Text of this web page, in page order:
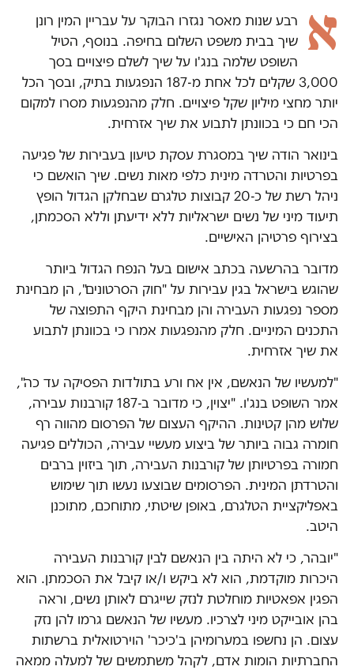
א
רבע שנות מאסר נגזרו הבוקר על עבריין המין רונן
שיך בבית משפט השלום בחיפה. בנוסף, הטיל
השופט שלמה בנג'ו על שיך לשלם פיצויים בסך
3,000 שקלים לכל אחת מ-187 הנפגעות בתיק, ובסך הכל
יותר מחצי מיליון שקל פיצויים. חלק מהנפגעות מסרו למקום
הכי חם כי בכוונתן לתבוע את שיך אזרחית.
בינואר הודה שיך במסגרת עסקת טיעון בעבירות של פגיעה
בפרטיות והטרדה מינית כלפי מאות נשים. שיך הואשם כי
ניהל רשת של כ-20 קבוצות טלגרם שבחלקן הגדול הופץ
תיעוד מיני של נשים ישראליות ללא ידיעתן וללא הסכמתן,
בצירוף פרטיהן האישיים.
מדובר בהרשעה בכתב אישום בעל הנפח הגדול ביותר
שהוגש בישראל בגין עבירות על "חוק הסרטונים", הן מבחינת
מספר נפגעות העבירה והן מבחינת היקף התפוצה של
התכנים המיניים. חלק מהנפגעות אמרו כי בכוונתן לתבוע
את שיך אזרחית.
"למעשיו של הנאשם, אין אח ורע בתולדות הפסיקה עד כה",
אמר השופט בנג'ו. "יצוין, כי מדובר ב-187 קורבנות עבירה,
שלוש מהן קטינות. ההיקף העצום של הפרסום מהווה רף
חומרה גבוה ביותר של ביצוע מעשיי עבירה, הכוללים פגיעה
חמורה בפרטיותן של קורבנות העבירה, תוך ביזוין ברבים
והטרדתן המינית. הפרסומים שבוצעו נעשו תוך שימוש
באפליקציית הטלגרם, באופן שיטתי, מתוחכם, מתוכנן
היטב.
"יובהר, כי לא היתה בין הנאשם לבין קורבנות העבירה
היכרות מוקדמת, הוא לא ביקש ו/או קיבל את הסכמתן. הוא
הפגין אפאטיות מוחלטת לנזק שייגרם לאותן נשים, וראה
בהן אובייקט מיני לצרכיו. מעשיו של הנאשם גרמו להן נזק
עצום. הן נחשפו במערומיהן ב'כיכר' הוירטואלית ברשתות
החברתיות הומות אדם, לקהל משתמשים של למעלה ממאה